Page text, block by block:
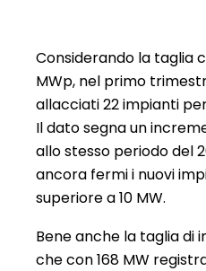
Considerando la taglia
MWp, nel primo
allacciati 22 impianti
Il dato segna un
allo stesso periodo del
ancora fermi i nuovi
superiore a 10 MW.
Bene anche la taglia di
che con 168 MW